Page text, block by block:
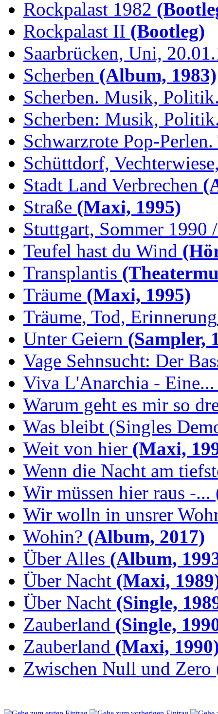
Rockpalast 1982
Rockpalast II (Bootleg)
Saarbrücken, Uni,
Scherben (Album, 1983)
Scherben. Musik,
Scherben: Musik,
Schwarzrote Pop-
Schüttdorf,
Stadt Land Verbrechen
Straße (Maxi, 1995)
Stuttgart, Sommer 1990
Teufel hast du Wind
Transplantis
Träume (Maxi, 1995)
Träume, Tod, Erinnerung
Unter Geiern (Sampler,
Vage Sehnsucht: Der
Viva L'Anarchia - Eine...
Warum geht es mir so
Was bleibt (Singles
Weit von hier (Maxi,
Wenn die Nacht am
Wir müssen hier raus -...
Wir wolln in unsrer
Wohin? (Album, 2017)
Über Alles (Album,
Über Nacht (Maxi,
Über Nacht (Single,
Zauberland (Single,
Zauberland (Maxi,
Zwischen Null und Zero